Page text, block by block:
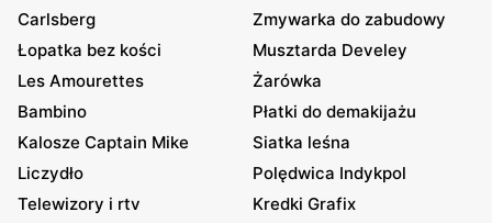
Carlsberg
Zmywarka do zabudowy
Łopatka bez kości
Musztarda Develey
Les Amourettes
Żarówka
Bambino
Płatki do demakijażu
Kalosze Captain Mike
Siatka leśna
Liczydło
Polędwica Indykpol
Telewizory i rtv
Kredki Grafix